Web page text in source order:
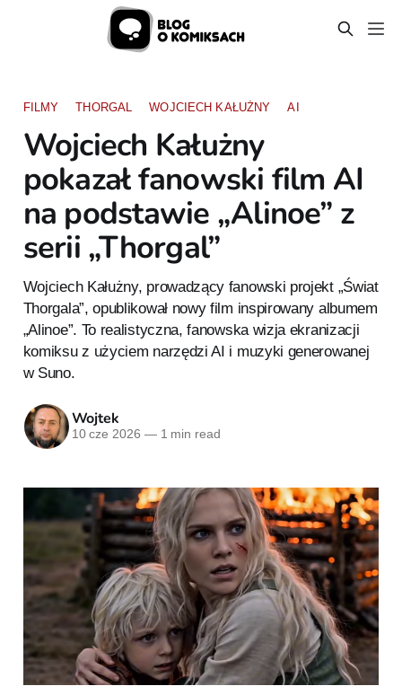
FILMY THORGAL WOJCIECH KAŁUŻNY AI
Wojciech Kałużny
pokazał fanowski film AI
na podstawie „Alinoe” z
serii „Thorgal”
Wojciech Kałużny, prowadzący fanowski projekt „Świat
Thorgala”, opublikował nowy film inspirowany albumem
„Alinoe”. To realistyczna, fanowska wizja ekranizacji
komiksu z użyciem narzędzi AI i muzyki generowanej
w Suno.
Wojtek
10 cze 2026 —1 min read